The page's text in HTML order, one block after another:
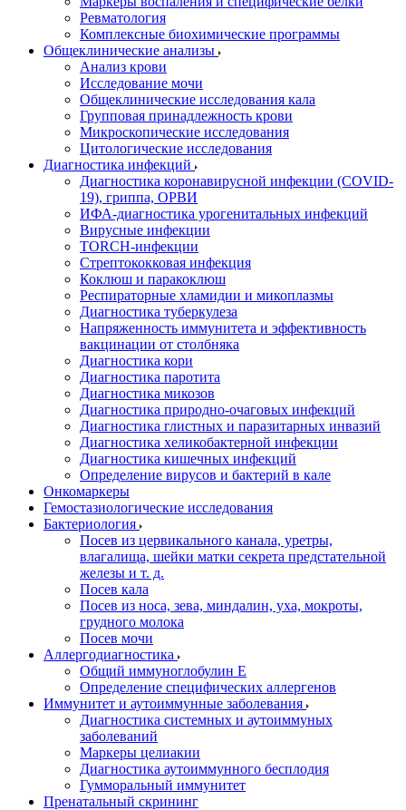
Ревматология
Комплексные биохимические программы
Общеклинические анализы
Анализ крови
Исследование мочи
Общеклинические исследования кала
Групповая принадлежность крови
Микроскопические исследования
Цитологические исследования
Диагностика инфекций
Диагностика коронавирусной инфекции (COVID-
19), гриппа, ОРВИ
ИФА-диагностика урогенитальных инфекций
Вирусные инфекции
TORCH-инфекции
Стрептококковая инфекция
Коклюш и паракоклюш
Респираторные хламидии и микоплазмы
Диагностика туберкулеза
Напряженность иммунитета и эффективность
вакцинации от столбняка
Диагностика кори
Диагностика паротита
Диагностика микозов
Диагностика природно-очаговых инфекций
Диагностика глистных и паразитарных инвазий
Диагностика хеликобактерной инфекции
Диагностика кишечных инфекций
Определение вирусов и бактерий в кале
Онкомаркеры
Гемостазиологические исследования
Бактериология
Посев из цервикального канала, уретры,
влагалища, шейки матки секрета предстательной
железы и т. д.
Посев кала
Посев из носа, зева, миндалин, уха, мокроты,
грудного молока
Посев мочи
Аллергодиагностика
Общий иммуноглобулин Е
Определение специфических аллергенов
Иммунитет и аутоиммунные заболевания
Диагностика системных и аутоиммуных
заболеваний
Маркеры целиакии
Диагностика аутоиммунного бесплодия
Гумморальный иммунитет
Пренатальный скрининг